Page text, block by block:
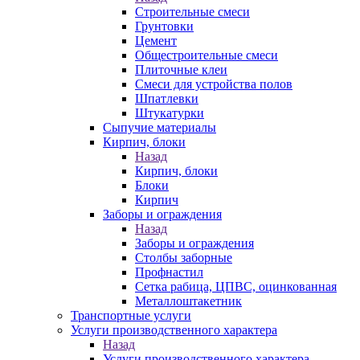
Строительные смеси
Грунтовки
Цемент
Общестроительные смеси
Плиточные клеи
Смеси для устройства полов
Шпатлевки
Штукатурки
Сыпучие материалы
Кирпич, блоки
Назад
Кирпич, блоки
Блоки
Кирпич
Заборы и ограждения
Назад
Заборы и ограждения
Столбы заборные
Профнастил
Сетка рабица, ЦПВС, оцинкованная
Металлоштакетник
Транспортные услуги
Услуги производственного характера
Назад